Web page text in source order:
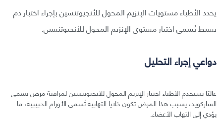
يحدد الأطباء مستويات الإنزيم المحول للأنجيوتنسين بإجراء اختبار دم
بسيط يُسمى اختبار مستوى الإنزيم المحول للأنجيوتنسين.
دواعي إجراء التحليل
غالبًا يستخدم الأطباء اختبار الإنزيم المحول للأنجيوتنسين لمراقبة مرض يسمى
الساركويد، يسبب هذا المرض تكون خلايا التهابية تُسمى الأورام الحبيبية، ما
يؤدي إلى التهاب الأعضاء.